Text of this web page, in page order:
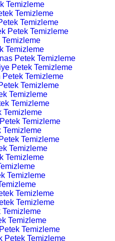
Temizleme
Temizleme
Temizleme
Petek Temizleme
Temizleme
Temizleme
Petek Temizleme
Petek Temizleme
Petek Temizleme
Temizleme
Temizleme
Temizleme
Temizleme
Temizleme
Temizleme
Temizleme
Temizleme
Temizleme
Temizleme
Temizleme
Temizleme
Temizleme
Temizleme
Temizleme
Petek Temizleme